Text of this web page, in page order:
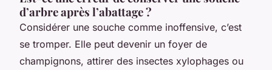
d’arbre après l’abattage ?
Considérer une souche comme inoffensive, c’est
se tromper. Elle peut devenir un foyer de
champignons, attirer des insectes xylophages ou